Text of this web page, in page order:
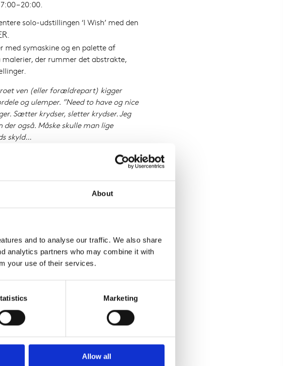
About
and to analyse our traffic. We also share
analytics partners who may combine it with
your use of their services.
Marketing
Allow all
– 20:00.
solo-udstillingen ‘I Wish’ med den
med symaskine og en palette af
der rummer det abstrakte,
ven (eller forældrepart) kigger
og ulemper. ”Need to have og nice
Sætter krydser, sletter krydser. Jeg
der også. Måske skulle man lige
skyld…
grad, at det reelt ville være
hvad der endte med at
Men der findes jo alligevel ikke
– ønskets rejse frem mod
Man tror. Og så bliver man voksen. I
til halsen – og fordi det snart er jul
idet vi accepterer hele julens